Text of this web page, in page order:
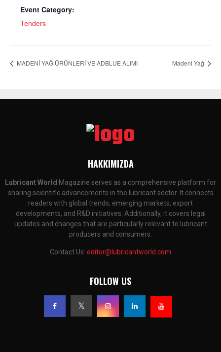
Event Category:
Tenders
MADENİ YAĞ ÜRÜNLERİ VE ADBLUE ALIMI Madeni Yağ
HAKKIMIZDA
Lubricant World Magazine serves as a comprehensive platform for
sharing scientific advancements in the lubricant sector. It connects
readers with global trends, emerging markets, export
developments, and R&D initiatives. Additionally, it covers legal
updates and changes that are particularly relevant to lubricant
producers and consumers.
Contact Us: editor@lubricantworld.com
FOLLOW US